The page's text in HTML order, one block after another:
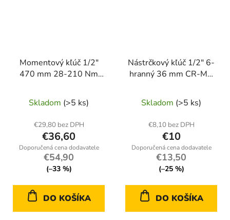
Momentový kľúč 1/2"
470 mm 28-210 Nm
Skladom (>5 ks)
€29,80 bez DPH
€36,60
€54,90
(–33 %)
DO KOŠÍKA
Nástrčkový kľúč 1/2" 6-
hranný 36 mm CR-MO
Skladom (>5 ks)
€8,10 bez DPH
€10
€13,50
(–25 %)
DO KOŠÍKA